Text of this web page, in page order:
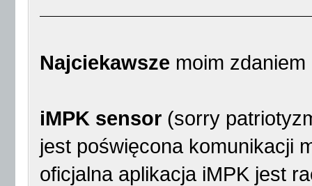
Najciekawsze moim zdaniem
iMPK sensor (sorry
jest poświęcona komunikacji
oficjalna aplikacja iMPK jest